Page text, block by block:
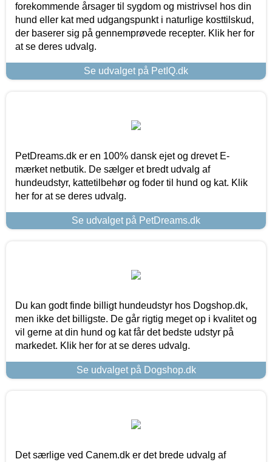
forekommende årsager til sygdom og mistrivsel hos din
hund eller kat med udgangspunkt i naturlige kosttilskud,
der baserer sig på gennemprøvede recepter. Klik her for
at se deres udvalg.
Se udvalget på PetIQ.dk
PetDreams.dk er en 100% dansk ejet og drevet E-
mærket netbutik. De sælger et bredt udvalg af
hundeudstyr, kattetilbehør og foder til hund og kat. Klik
her for at se deres udvalg.
Se udvalget på PetDreams.dk
Du kan godt finde billigt hundeudstyr hos Dogshop.dk,
men ikke det billigste. De går rigtig meget op i kvalitet og
vil gerne at din hund og kat får det bedste udstyr på
markedet. Klik her for at se deres udvalg.
Se udvalget på Dogshop.dk
Det særlige ved Canem.dk er det brede udvalg af